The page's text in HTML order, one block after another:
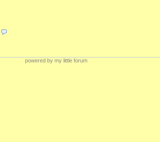
powered by my little forum